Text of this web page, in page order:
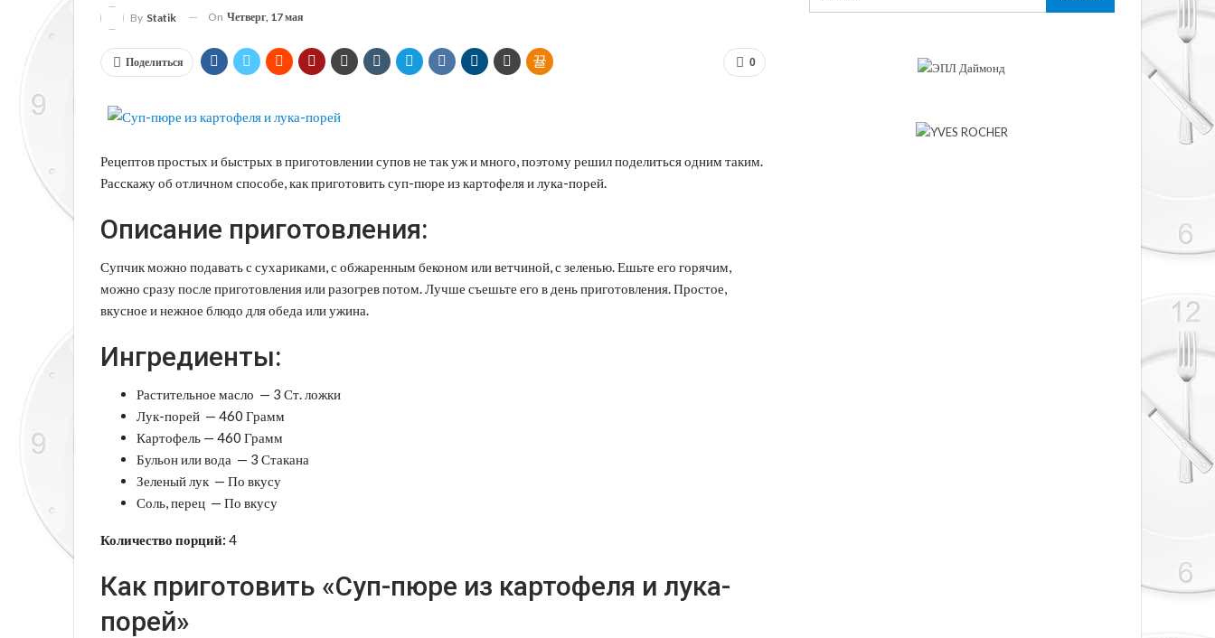
By Statik On Четверг, 17 мая
0
Поделиться
Рецептов простых и быстрых в приготовлении супов не так уж и много, поэтому решил поделиться одним таким.
Расскажу об отличном способе, как приготовить суп-пюре из картофеля и лука-порей.
Описание приготовления:
Супчик можно подавать с сухариками, с обжаренным беконом или ветчиной, с зеленью. Ешьте его горячим,
можно сразу после приготовления или разогрев потом. Лучше съешьте его в день приготовления. Простое,
вкусное и нежное блюдо для обеда или ужина.
Ингредиенты:
Растительное масло — 3 Ст. ложки
Лук-порей — 460 Грамм
Картофель — 460 Грамм
Бульон или вода — 3 Стакана
Зеленый лук — По вкусу
Соль, перец — По вкусу
Количество порций: 4
Как приготовить «Суп-пюре из картофеля и лука-
порей»